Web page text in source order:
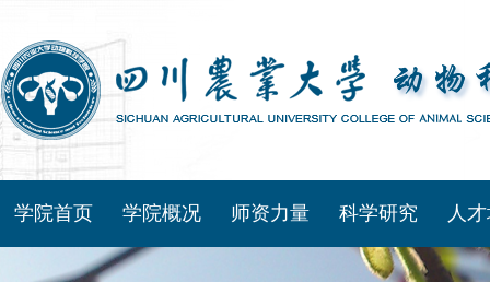
学院首页 学院概况 师资力量 科学研究 人